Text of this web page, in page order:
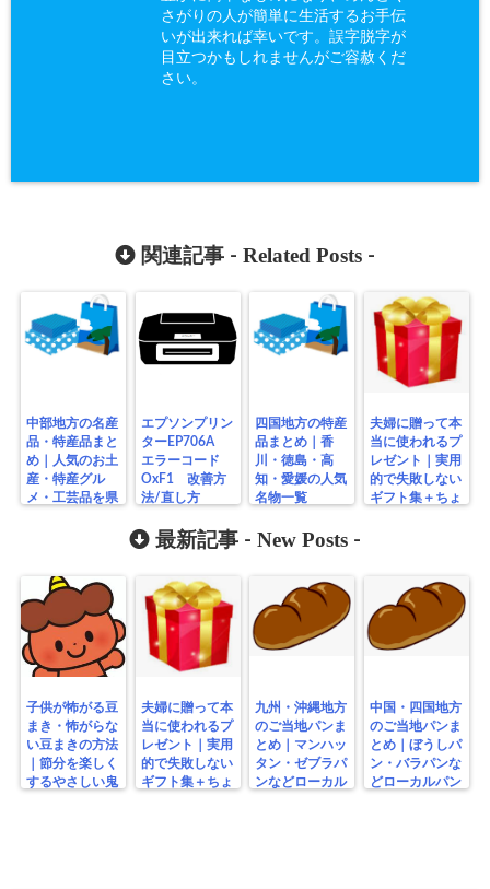
さがりの人が簡単に生活するお手伝
いが出来れば幸いです。誤字脱字が
目立つかもしれませんがご容赦くだ
さい。
関連記事 - Related Posts -
中部地方の名産
品・特産品まと
め｜人気のお土
産・特産グル
メ・工芸品を県
エプソンプリン
ターEP706A
エラーコード
OxF1 改善方
法/直し方
四国地方の特産
品まとめ｜香
川・徳島・高
知・愛媛の人気
名物一覧
夫婦に贈って本
当に使われるプ
レゼント｜実用
的で失敗しない
ギフト集＋ちょ
最新記事 - New Posts -
子供が怖がる豆
まき・怖がらな
い豆まきの方法
｜節分を楽しく
するやさしい鬼
夫婦に贈って本
当に使われるプ
レゼント｜実用
的で失敗しない
ギフト集＋ちょ
九州・沖縄地方
のご当地パンま
とめ｜マンハッ
タン・ゼブラパ
ンなどローカル
中国・四国地方
のご当地パンま
とめ｜ぼうしパ
ン・バラパンな
どローカルパン